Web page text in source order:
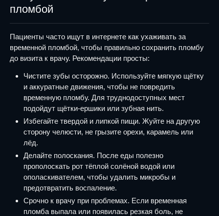
пломбой
Пациенты часто ищут в интернете как ухаживать за
временной пломбой, чтобы правильно сохранить пломбу
до визита к врачу. Рекомендации просты:
Чистите зубы осторожно. Используйте мягкую щётку
и аккуратные движения, чтобы не повредить
временную пломбу. Для труднодоступных мест
подойдут щётки-ершики или зубная нить.
Избегайте твердой и липкой пищи. Жуйте на другую
сторону челюсти, не грызите орехи, карамель или
лёд.
Делайте полоскания. После еды полезно
прополоскать рот тёплой солёной водой или
ополаскивателем, чтобы удалить микробы и
предотвратить воспаление.
Срочно к врачу при проблемах. Если временная
пломба выпала или появилась резкая боль, не